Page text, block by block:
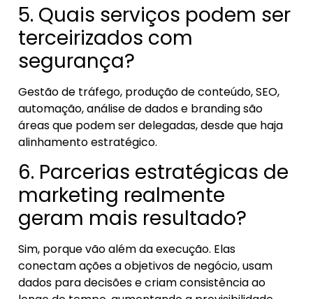
5. Quais serviços podem ser
terceirizados com
segurança?
Gestão de tráfego, produção de conteúdo, SEO,
automação, análise de dados e branding são
áreas que podem ser delegadas, desde que haja
alinhamento estratégico.
6. Parcerias estratégicas de
marketing realmente
geram mais resultado?
Sim, porque vão além da execução. Elas
conectam ações a objetivos de negócio, usam
dados para decisões e criam consistência ao